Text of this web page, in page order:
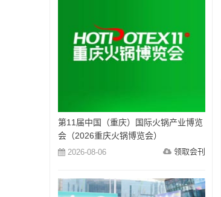
第11届中国（重庆）国际火锅产业博览
会（2026重庆火锅博览会）
2026-08-06 领取会刊